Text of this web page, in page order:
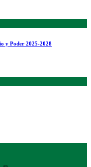
y Poder 2025-2028